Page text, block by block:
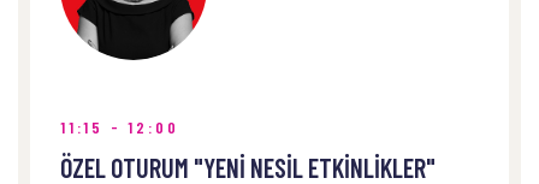
11:15 - 12:00
ÖZEL OTURUM "YENİ NESİL ETKİNLİKLER"